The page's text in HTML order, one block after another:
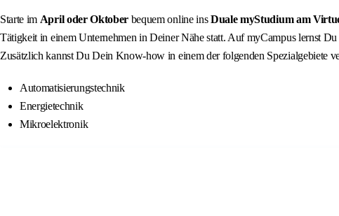
Starte im April oder Oktober bequem online insDuale myStudium am
Tätigkeit in einem Unternehmen in Deiner Nähe statt. Auf myCampus lernst
Zusätzlich kannst Du Dein Know-how in einem der folgenden Spezialgebiete
Automatisierungstechnik
Energietechnik
Mikroelektronik